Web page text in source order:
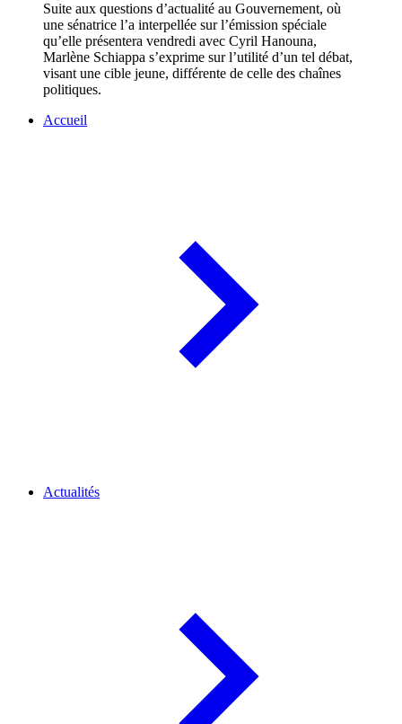
Suite aux questions d’actualité au Gouvernement, où
une sénatrice l’a interpellée sur l’émission spéciale
qu’elle présentera vendredi avec Cyril Hanouna,
Marlène Schiappa s’exprime sur l’utilité d’un tel débat,
visant une cible jeune, différente de celle des chaînes
politiques.
Accueil
Actualités